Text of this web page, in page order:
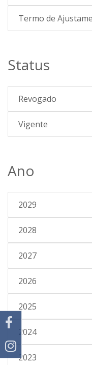
Termo de
Status
Revogado
Vigente
Ano
2029
2028
2027
2026
2025
2024
2023